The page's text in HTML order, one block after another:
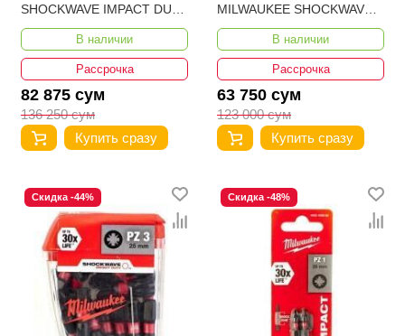
SHOCKWAVE IMPACT DUTY
PH2 X 25 ММ (25 ШТ)
4932430853В наличии
Рассрочка
82 875 сум
136 250 сум
Купить сразу
MILWAUKEE SHOCKWAVE
IMPACT DUTY PZ2 X 50 ММ
4932430866В наличии
Рассрочка
63 750 сум
123 000 сум
Купить сразу
Скидка -44% Скидка -48%